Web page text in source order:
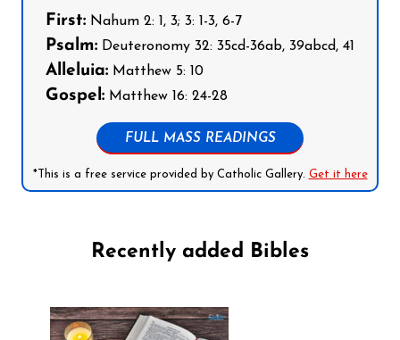
First: Nahum 2: 1, 3; 3: 1-3, 6-7
Psalm: Deuteronomy 32: 35cd-36ab, 39abcd, 41
Alleluia: Matthew 5: 10
Gospel: Matthew 16: 24-28
FULL MASS READINGS
*This is a free service provided by Catholic Gallery. Get it here
Recently added Bibles